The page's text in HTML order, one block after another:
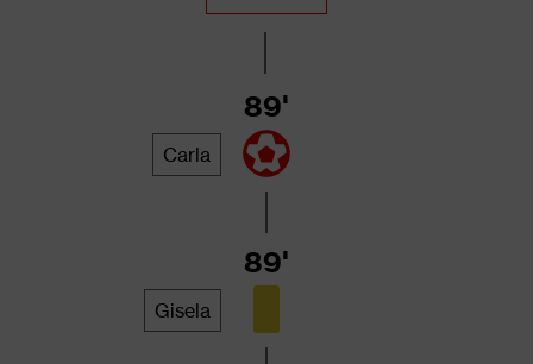
Carla
89'
Gisela
89'